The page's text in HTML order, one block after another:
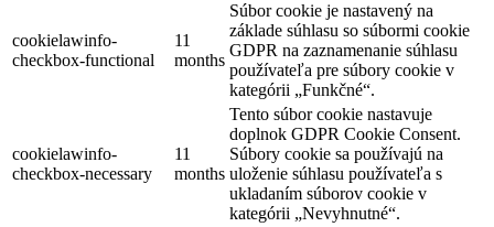
cookielawinfo-
checkbox-functional
11
months
Súbor cookie je nastavený na
základe súhlasu so súbormi cookie
GDPR na zaznamenanie súhlasu
používateľa pre súbory cookie v
kategórii „Funkčné“.
cookielawinfo-
checkbox-necessary
11
months
Tento súbor cookie nastavuje
doplnok GDPR Cookie Consent.
Súbory cookie sa používajú na
uloženie súhlasu používateľa s
ukladaním súborov cookie v
kategórii „Nevyhnutné“.